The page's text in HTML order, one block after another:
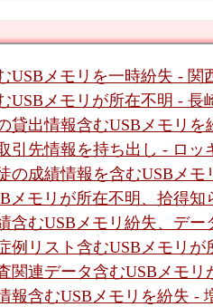
USBメモリを一時紛失 - 関
USBメモリが所在不明 - 長
貸出情報含むUSBメモリを
引先情報を持ち出し - ロッ
の成績情報を含むUSBメモ
メモリが所在不明、拾得知
含むUSBメモリ紛失、デー
例リスト含むUSBメモリ
関連データ含むUSBメモリ
報含むUSBメモリを紛失 -